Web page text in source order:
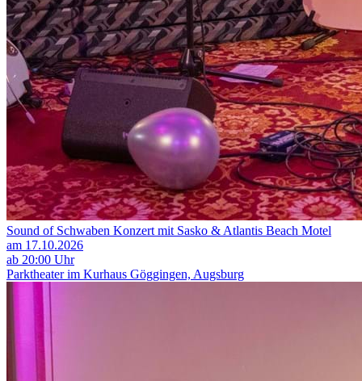
Sound of Schwaben Konzert mit Sasko & Atlantis Beach Motel
am 17.10.2026
ab 20:00 Uhr
Parktheater im Kurhaus Göggingen, Augsburg